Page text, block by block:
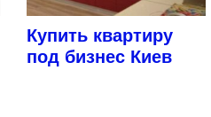
Купить квартиру
под бизнес Киев